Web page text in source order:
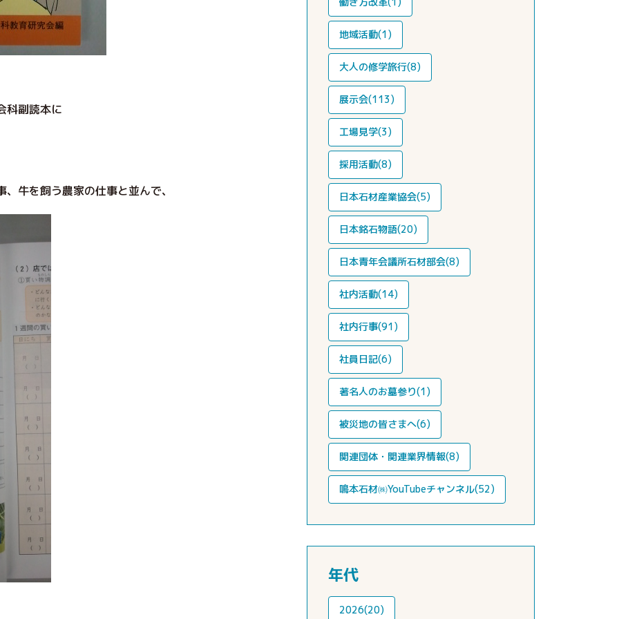
科副読本に
牛を飼う農家の仕事と並んで、
地域活動(1)
大人の修学旅行(8)
展示会(113)
工場見学(3)
採用活動(8)
日本石材産業協会(5)
日本銘石物語(20)
日本青年会議所石材部会(8)
社内活動(14)
社内行事(91)
社員日記(6)
著名人のお墓参り(1)
被災地の皆さまへ(6)
関連団体・関連業界情報(8)
鳴本石材㈱YouTubeチャンネル(52)
年代
2026(20)